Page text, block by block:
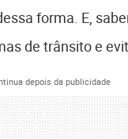
forma. E,
de trânsito e
depois da publicidade